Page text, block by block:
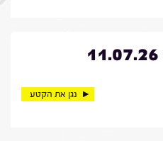
נגן את הקטע